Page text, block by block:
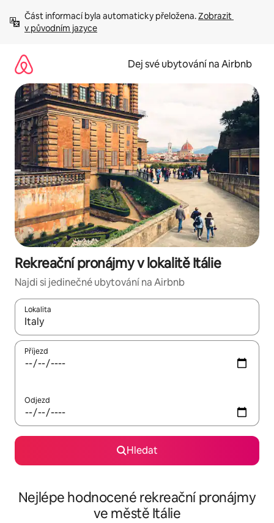
obsah
Část informací byla automaticky přeložena. Zobrazit
v původním jazyce
Dej své ubytování na Airbnb
Rekreační pronájmy v lokalitě Itálie
Najdi si jedinečné ubytování na Airbnb
Lokalita
Až budou výsledky k dispozici, můžeš si je procházet pomocí
Příjezd
Odjezd
Hledat
Nejlépe hodnocené rekreační pronájmy
ve městě Itálie